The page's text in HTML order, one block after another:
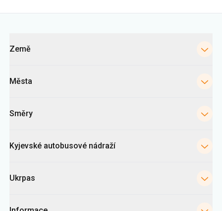
Země
Města
Směry
Kyjevské autobusové nádraží
Ukrpas